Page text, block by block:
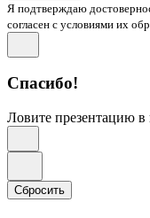
Я подтверждаю
согласен с условиями их
Спасибо!
Ловите презентацию
Сбросить